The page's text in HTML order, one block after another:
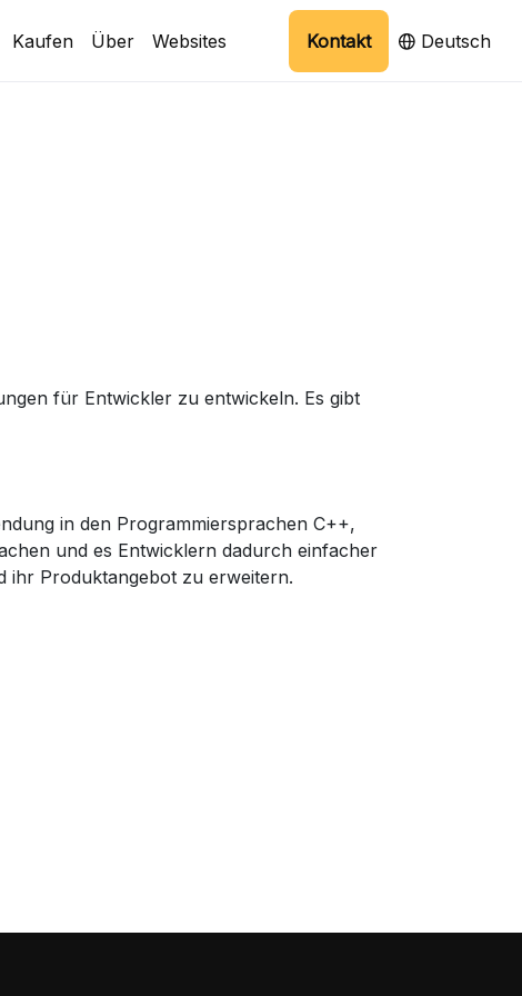
Kaufen Über Websites Kontakt Deutsch
für Entwickler zu entwickeln. Es gibt
in den Programmiersprachen C++,
und es Entwicklern dadurch einfacher
ihr Produktangebot zu erweitern.